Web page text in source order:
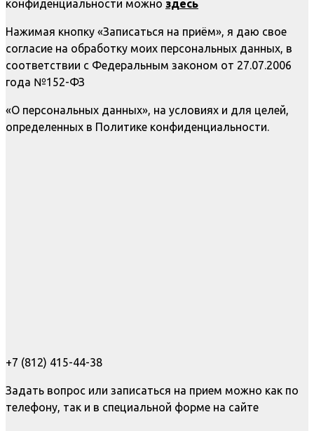
конфиденциальности можно здесь
Нажимая кнопку «Записаться на приём», я даю свое
согласие на обработку моих персональных данных, в
соответствии с Федеральным законом от 27.07.2006
года №152-ФЗ
«О персональных данных», на условиях и для целей,
определенных в Политике конфиденциальности.
+7 (812) 415-44-38
Задать вопрос или записаться на прием можно как по
телефону, так и в специальной форме на сайте